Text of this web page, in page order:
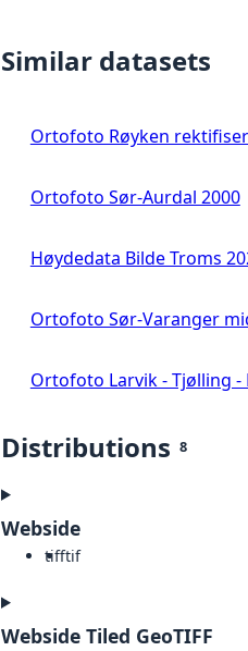
Similar datasets
Ortofoto Røyken
Ortofoto Sør-Aurdal 2000
Høydedata Bilde Troms
Ortofoto Sør-Varanger
Ortofoto Larvik - Tjølling -
Distributions 8
Webside
tifftif
Webside Tiled GeoTIFF